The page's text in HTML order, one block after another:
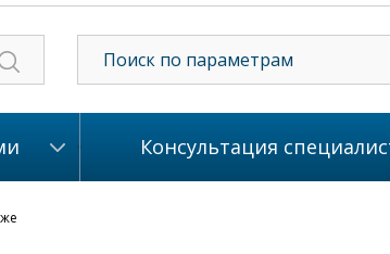
Поиск по параметрам
Консультация